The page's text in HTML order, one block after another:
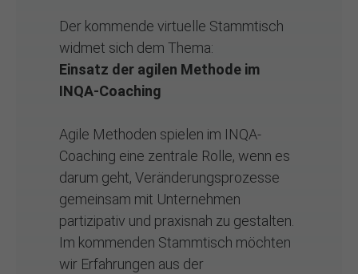
Der kommende virtuelle Stammtisch
widmet sich dem Thema:
Einsatz der agilen Methode im
INQA-Coaching
Agile Methoden spielen im INQA-
Coaching eine zentrale Rolle, wenn es
darum geht, Veränderungsprozesse
gemeinsam mit Unternehmen
partizipativ und praxisnah zu gestalten.
Im kommenden Stammtisch möchten
wir Erfahrungen aus der